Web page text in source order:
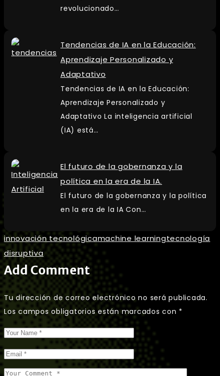
revolucionado…
Tendencias de IA en la Educación:
Aprendizaje Personalizado y
Adaptativo
Tendencias de IA en la Educación:
Aprendizaje Personalizado y
Adaptativo La inteligencia artificial
(IA) está…
El futuro de la gobernanza y la
política en la era de la IA.
El futuro de la gobernanza y la política
en la era de la IA Con…
innovación tecnológicamachine learningtecnología
disruptiva
Add Comment
Tu dirección de correo electrónico no será publicada.
Los campos obligatorios están marcados con *